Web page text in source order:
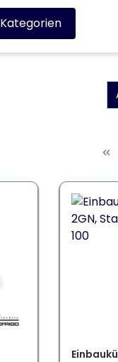
Kategorien